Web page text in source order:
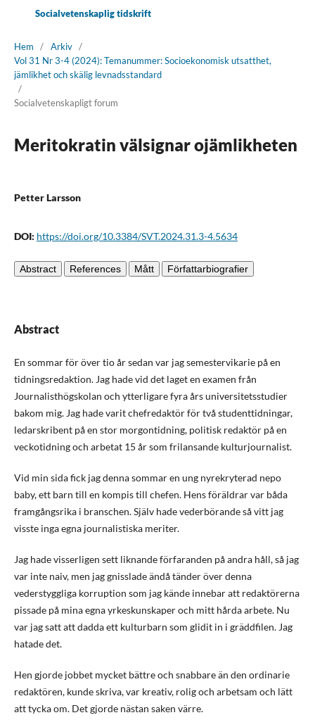
Socialvetenskaplig tidskrift
Hem / Arkiv /
Vol 31 Nr 3-4 (2024): Temanummer: Socioekonomisk utsatthet,
jämlikhet och skälig levnadsstandard
/
Socialvetenskapligt forum
Meritokratin välsignar ojämlikheten
Petter Larsson
DOI: https://doi.org/10.3384/SVT.2024.31.3-4.5634
Abstract References Mått Författarbiografier
Abstract
En sommar för över tio år sedan var jag semestervikarie på en
tidningsredaktion. Jag hade vid det laget en examen från
Journalisthögskolan och ytterligare fyra års universitetsstudier
bakom mig. Jag hade varit chefredaktör för två studenttidningar,
ledarskribent på en stor morgontidning, politisk redaktör på en
veckotidning och arbetat 15 år som frilansande kulturjournalist.
Vid min sida fick jag denna sommar en ung nyrekryterad nepo
baby, ett barn till en kompis till chefen. Hens föräldrar var båda
framgångsrika i branschen. Själv hade vederbörande så vitt jag
visste inga egna journalistiska meriter.
Jag hade visserligen sett liknande förfaranden på andra håll, så jag
var inte naiv, men jag gnisslade ändå tänder över denna
vederstyggliga korruption som jag kände innebar att redaktörerna
pissade på mina egna yrkeskunskaper och mitt hårda arbete. Nu
var jag satt att dadda ett kulturbarn som glidit in i gräddfilen. Jag
hatade det.
Hen gjorde jobbet mycket bättre och snabbare än den ordinarie
redaktören, kunde skriva, var kreativ, rolig och arbetsam och lätt
att tycka om. Det gjorde nästan saken värre.